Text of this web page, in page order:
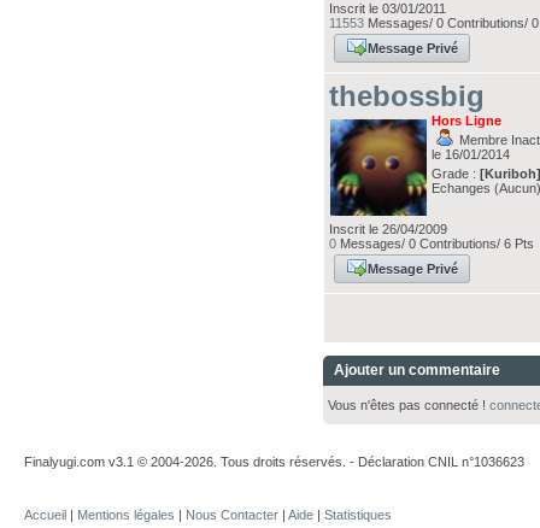
Inscrit le 03/01/2011
11553 Messages/ 0 Contributions/
Message Privé
thebossbig
Hors Ligne
Membre
le 16/01/2014
Grade :
Echanges
Inscrit le 26/04/2009
0 Messages/ 0 Contributions/ 6 Pts
Message Privé
Ajouter un commentaire
Vous n'êtes pas connecté !
Finalyugi.com v3.1 © 2004-2026. Tous droits réservés. - Déclaration CNIL n°1036623
Accueil | Mentions légales | Nous Contacter | Aide | Statistiques